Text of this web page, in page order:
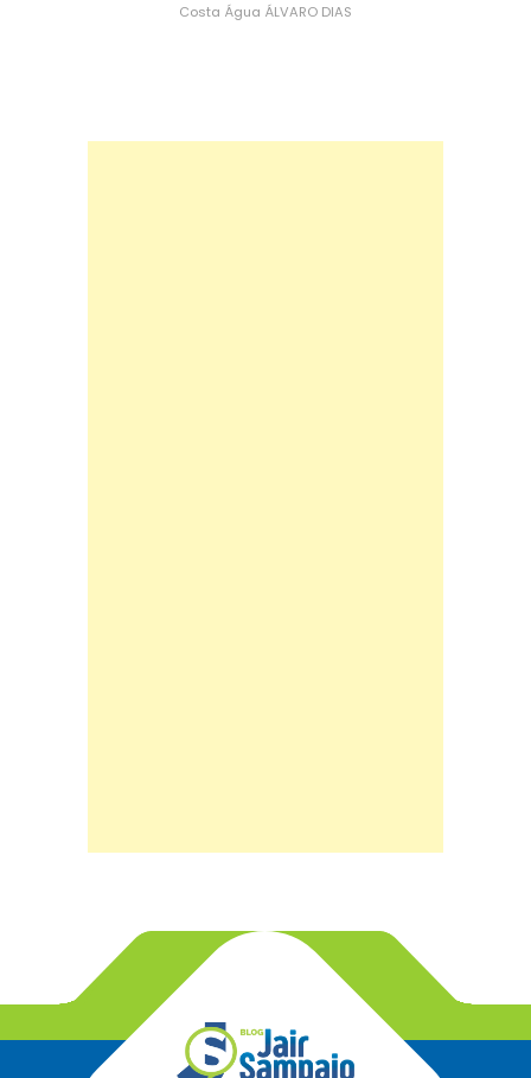
Costa Água ÁLVARO DIAS